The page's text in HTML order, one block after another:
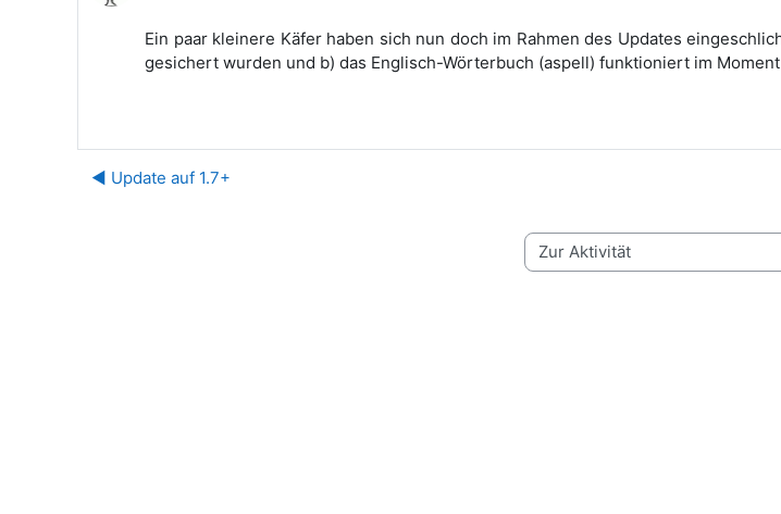
Ein paar kleinere Käfer haben sich nun doch im Rahmen des Updates
gesichert wurden und b) das Englisch-Wörterbuch (aspell) funktioniert im
◀︎ Update auf 1.7+
Zur Aktivität